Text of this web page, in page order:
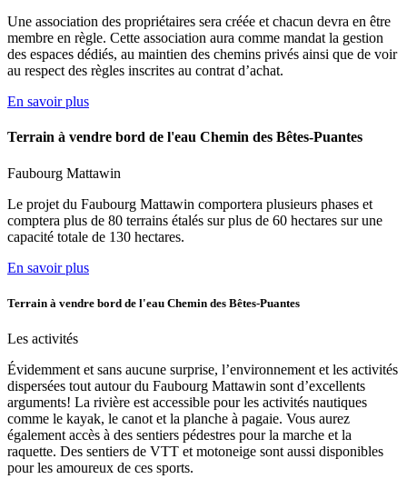
Une association des propriétaires sera créée et chacun devra en être
membre en règle. Cette association aura comme mandat la gestion
des espaces dédiés, au maintien des chemins privés ainsi que de voir
au respect des règles inscrites au contrat d’achat.
En savoir plus
Terrain à vendre bord de l'eau Chemin des Bêtes-Puantes
Faubourg Mattawin
Le projet du Faubourg Mattawin comportera plusieurs phases et
comptera plus de 80 terrains étalés sur plus de 60 hectares sur une
capacité totale de 130 hectares.
En savoir plus
Terrain à vendre bord de l'eau Chemin des Bêtes-Puantes
Les activités
Évidemment et sans aucune surprise, l’environnement et les activités
dispersées tout autour du Faubourg Mattawin sont d’excellents
arguments! La rivière est accessible pour les activités nautiques
comme le kayak, le canot et la planche à pagaie. Vous aurez
également accès à des sentiers pédestres pour la marche et la
raquette. Des sentiers de VTT et motoneige sont aussi disponibles
pour les amoureux de ces sports.